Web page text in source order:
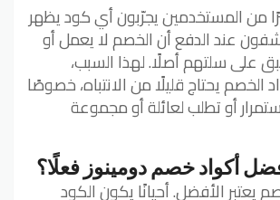
من المستخدمين يجرّبون أي كود يظهر
عند الدفع أن الخصم لا يعمل أو
على سلتهم أصلًا. لهذا السبب،
الخصم يحتاج قليلًا من الانتباه، خصوصًا
أو تطلب لعائلة أو مجموعة
أكواد خصم دومينوز فعلًا؟
الأفضل. أحيانًا يكون الكود